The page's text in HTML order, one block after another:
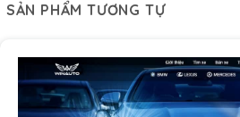
SẢN PHẨM TƯƠNG TỰ